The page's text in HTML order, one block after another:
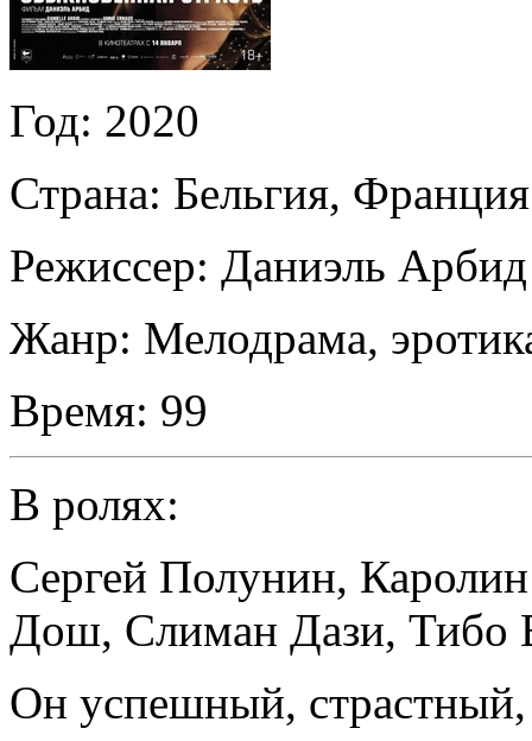
Год: 2020
Страна: Бельгия, Франция
Режиссер: Даниэль Арбид
Жанр: Мелодрама,
Время: 99
В ролях:
Сергей Полунин,
Дош, Слиман Дази, Тибо
Он успешный,